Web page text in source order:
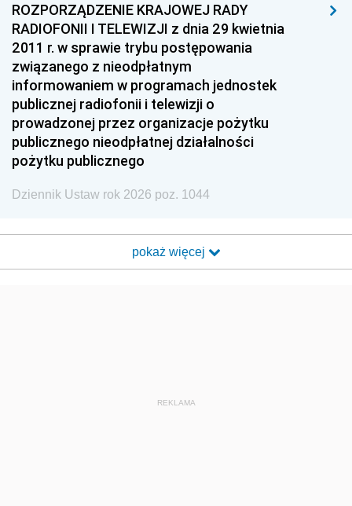
ROZPORZĄDZENIE KRAJOWEJ RADY
RADIOFONII I TELEWIZJI z dnia 29 kwietnia
2011 r. w sprawie trybu postępowania
związanego z nieodpłatnym
informowaniem w programach jednostek
publicznej radiofonii i telewizji o
prowadzonej przez organizacje pożytku
publicznego nieodpłatnej działalności
pożytku publicznego
Dziennik Ustaw rok 2026 poz. 1044
pokaż więcej
REKLAMA